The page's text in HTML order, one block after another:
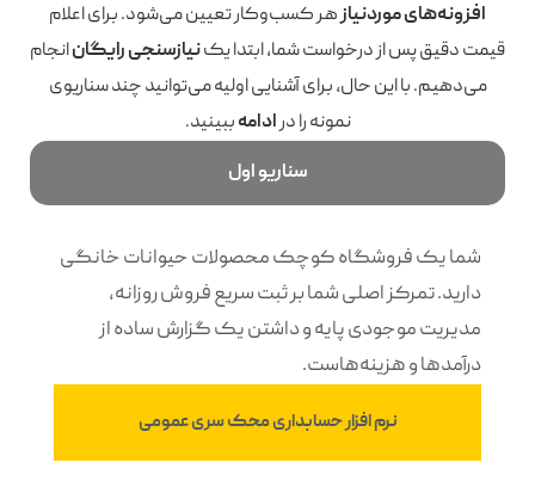
افزونه‌های موردنیازهر کسب‌وکار تعیین می‌شود. برای اعلام
قیمت دقیق پس از درخواست شما، ابتدا یکنیازسنجی رایگانانجام
می‌دهیم. با این حال، برای آشنایی اولیه می‌توانید چند سناریوی
نمونه را درادامهببینید.
سناریو اول
شما یک فروشگاه کوچک محصولات حیوانات خانگی
دارید. تمرکز اصلی شما بر ثبت سریع فروش روزانه،
مدیریت موجودی پایه و داشتن یک گزارش ساده از
درآمدها و هزینه‌هاست.
نرم افزار حسابداری محک سری عمومی